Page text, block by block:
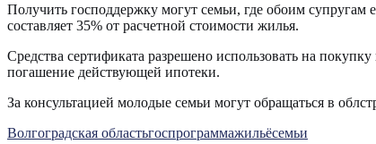
Получить господдержку могут семьи, где обоим
составляет 35% от расчетной стоимости жилья.
Средства сертификата разрешено использовать на
погашение действующей ипотеки.
За консультацией молодые семьи могут обращаться в
Волгоградская областьгоспрограммажильёсемьи